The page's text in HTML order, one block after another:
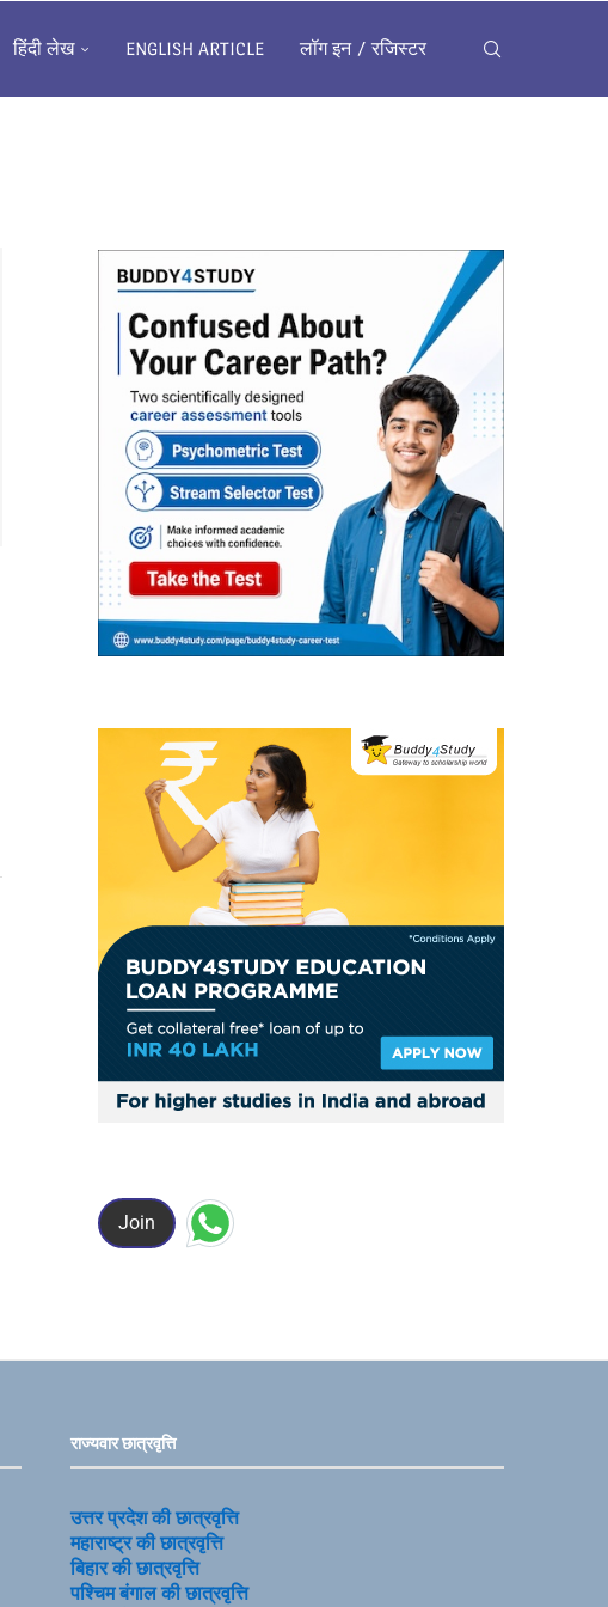
हिंदी लेख ENGLISH ARTICLE लॉग इन / रजिस्टर
Join
राज्यवार छात्रवृत्ति
उत्तर प्रदेश की छात्रवृत्ति
महाराष्ट्र की छात्रवृत्ति
बिहार की छात्रवृत्ति
पश्चिम बंगाल की छात्रवृत्ति